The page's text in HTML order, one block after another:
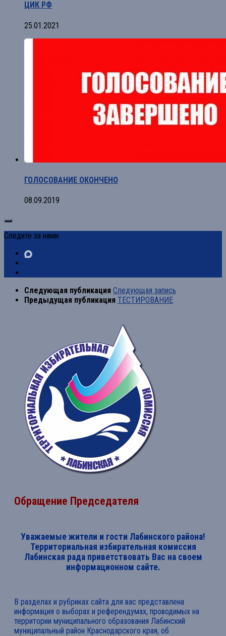
ЦИК РФ
25.01.2021
ГОЛОСОВАНИЕ ОКОНЧЕНО
08.09.2019
Следите за нами:
Следующая публикация Следующая запись
Предыдущая публикация ТЕСТИРОВАНИЕ
Обращение Председателя
Уважаемые жители и гости Лабинского района!
Территориальная избирательная комиссия
Лабинская рада приветствовать Вас на своем
информационном сайте.
В разделах и рубриках сайта для вас представлена
информация о выборах и референдумах, проводимых на
территории муниципального образования Лабинский
муниципальный район Краснодарского края, об